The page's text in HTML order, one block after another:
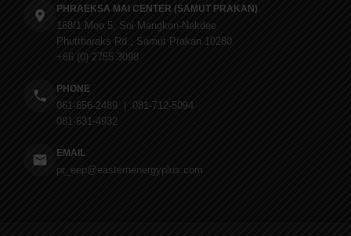
PHRAEKSA MAI CENTER (SAMUT PRAKAN)
168/1 Moo 5, Soi Mangkon-Nakdee
Phuttharaks Rd., Samut Prakan 10280
+66 (0) 2755 3098
PHONE
061-656-2489 | 081-712-5094
081-631-4932
EMAIL
pr_eep@easternenergyplus.com